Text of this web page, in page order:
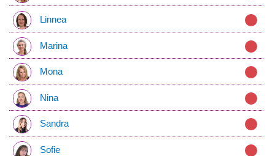
Linnea
Marina
Mona
Nina
Sandra
Sofie